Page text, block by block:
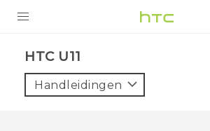
VIVE
HTC U11‎
Handleidingen